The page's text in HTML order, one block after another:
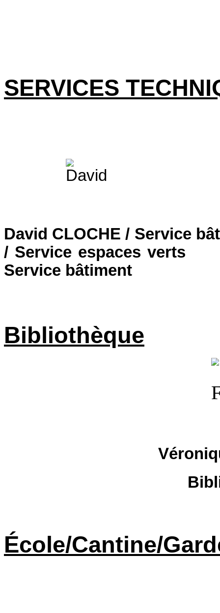
SERVICES
David CLOCHE /
/ Service espaces verts
Service bâtiment
Bibliothèque
École/Cantine/